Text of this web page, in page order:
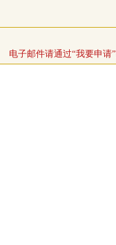
电子邮件请通过“我要申请